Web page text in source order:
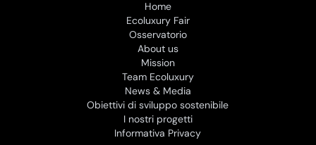
Home
Ecoluxury Fair
Osservatorio
About us
Mission
Team Ecoluxury
News & Media
Obiettivi di sviluppo sostenibile
I nostri progetti
Informativa Privacy